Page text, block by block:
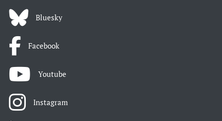
Bluesky
Facebook
Youtube
Instagram